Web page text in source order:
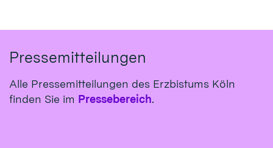
Pressemitteilungen
Alle Pressemitteilungen des Erzbistums Köln
finden Sie im Pressebereich.